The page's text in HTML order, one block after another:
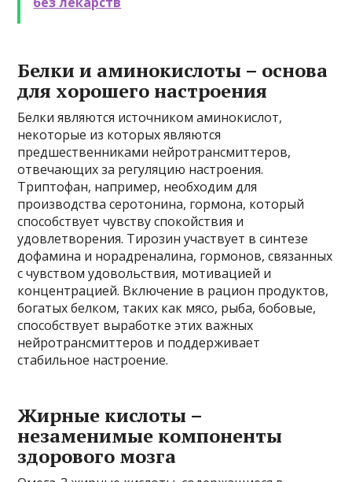
Белки и аминокислоты – основа
для хорошего настроения
Белки являются источником аминокислот,
некоторые из которых являются
предшественниками нейротрансмиттеров,
отвечающих за регуляцию настроения.
Триптофан, например, необходим для
производства серотонина, гормона, который
способствует чувству спокойствия и
удовлетворения. Тирозин участвует в синтезе
дофамина и норадреналина, гормонов, связанных
с чувством удовольствия, мотивацией и
концентрацией. Включение в рацион продуктов,
богатых белком, таких как мясо, рыба, бобовые,
способствует выработке этих важных
нейротрансмиттеров и поддерживает
стабильное настроение.
Жирные кислоты –
незаменимые компоненты
здорового мозга